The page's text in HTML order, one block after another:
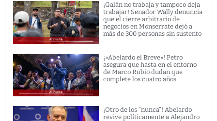
¡Galán no trabaja y tampoco deja
trabajar! Senador Wally denuncia
que el cierre arbitrario de
negocios en Monserrate dejó a
más de 300 personas sin sustento
¡»Abelardo el Breve»! Petro
asegura que hasta en el entorno
de Marco Rubio dudan que
complete los cuatro años
¡Otro de los “nunca”! Abelardo
revive políticamente a Alejandro